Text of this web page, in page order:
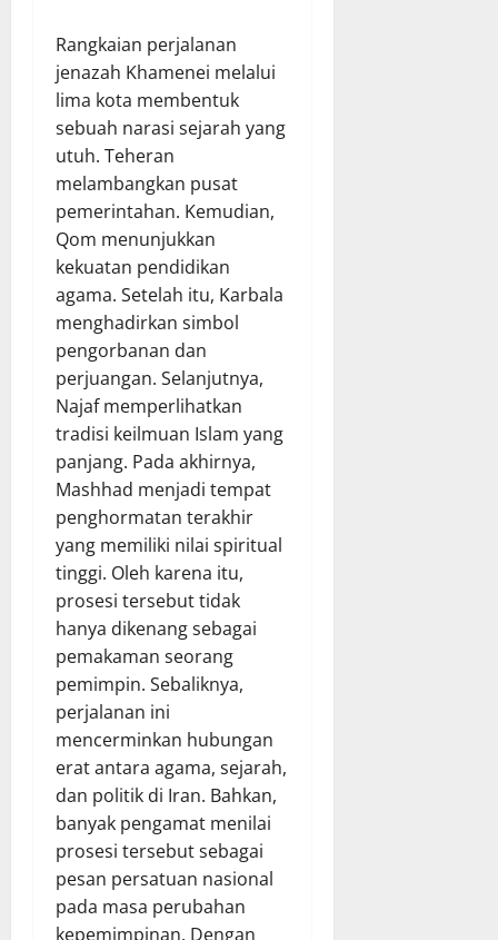
Rangkaian perjalanan
jenazah Khamenei melalui
lima kota membentuk
sebuah narasi sejarah yang
utuh. Teheran
melambangkan pusat
pemerintahan. Kemudian,
Qom menunjukkan
kekuatan pendidikan
agama. Setelah itu, Karbala
menghadirkan simbol
pengorbanan dan
perjuangan. Selanjutnya,
Najaf memperlihatkan
tradisi keilmuan Islam yang
panjang. Pada akhirnya,
Mashhad menjadi tempat
penghormatan terakhir
yang memiliki nilai spiritual
tinggi. Oleh karena itu,
prosesi tersebut tidak
hanya dikenang sebagai
pemakaman seorang
pemimpin. Sebaliknya,
perjalanan ini
mencerminkan hubungan
erat antara agama, sejarah,
dan politik di Iran. Bahkan,
banyak pengamat menilai
prosesi tersebut sebagai
pesan persatuan nasional
pada masa perubahan
kepemimpinan. Dengan